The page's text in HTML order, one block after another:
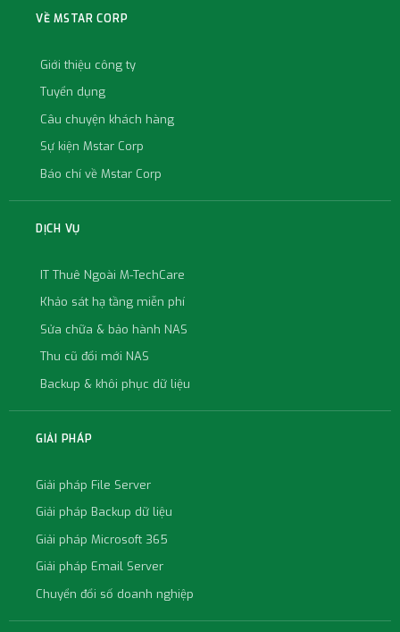
VỀ MSTAR CORP
Giới thiệu công ty
Tuyển dụng
Câu chuyện khách hàng
Sự kiện Mstar Corp
Báo chí về Mstar Corp
DỊCH VỤ
IT Thuê Ngoài M-TechCare
Khảo sát hạ tầng miễn phí
Sửa chữa & bảo hành NAS
Thu cũ đổi mới NAS
Backup & khôi phục dữ liệu
GIẢI PHÁP
Giải pháp File Server
Giải pháp Backup dữ liệu
Giải pháp Microsoft 365
Giải pháp Email Server
Chuyển đổi số doanh nghiệp